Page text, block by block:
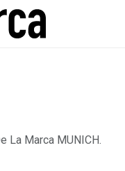
La Marca MUNICH.